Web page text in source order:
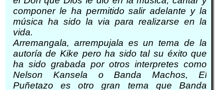
componer le ha permitido salir adelante y la
música ha sido la via para realizarse en la
vida.
Arremangala, arrempujala es un tema de la
autoría de Kike pero ha sido tal su éxito que
ha sido grabada por otros interpretes como
Nelson Kansela o Banda Machos, El
Puñetazo es otro gran tema que Banda